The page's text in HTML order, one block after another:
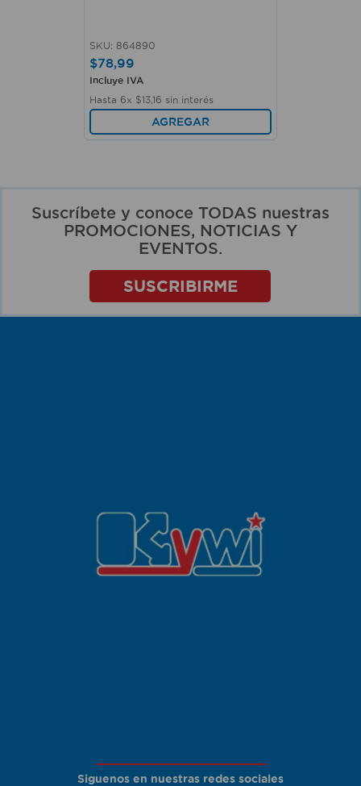
SKU: 864890
$78,99
Incluye IVA
Hasta 6x $1316 sin interés
AGREGAR
Suscríbete y conoce TODAS nuestras
PROMOCIONES, NOTICIAS Y
EVENTOS.
SUSCRIBIRME
Siguenos en nuestras redes sociales